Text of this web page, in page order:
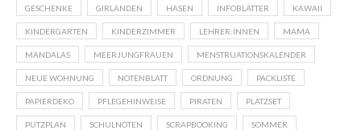
GESCHENKE GIRLANDEN HASEN INFOBLÄTTER KAWAII
KINDERGARTEN KINDERZIMMER LEHRER:INNEN MAMA
MANDALAS MEERJUNGFRAUEN MENSTRUATIONSKALENDER
NEUE WOHNUNG NOTENBLATT ORDNUNG PACKLISTE
PAPIERDEKO PFLEGEHINWEISE PIRATEN PLATZSET
PUTZPLAN SCHULNOTEN SCRAPBOOKING SOMMER